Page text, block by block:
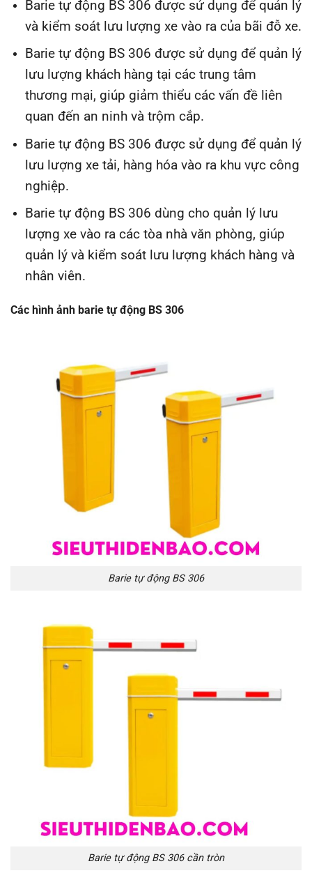
Barie tự động BS 306 được sử dụng để quản lý
và kiểm soát lưu lượng xe vào ra của bãi đỗ xe.
Barie tự động BS 306 được sử dụng để quản lý
lưu lượng khách hàng tại các trung tâm
thương mại, giúp giảm thiểu các vấn đề liên
quan đến an ninh và trộm cắp.
Barie tự động BS 306 được sử dụng để quản lý
lưu lượng xe tải, hàng hóa vào ra khu vực công
nghiệp.
Barie tự động BS 306 dùng cho quản lý lưu
lượng xe vào ra các tòa nhà văn phòng, giúp
quản lý và kiểm soát lưu lượng khách hàng và
nhân viên.
Các hình ảnh barie tự động BS 306
Barie tự động BS 306
Barie tự động BS 306 cần tròn